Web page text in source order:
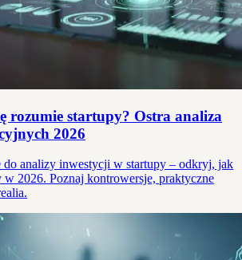
rozumie startupy? Ostra analiza
2026
do analizy inwestycji w startupy – odkryj, jak
w 2026. Poznaj kontrowersje, praktyczne